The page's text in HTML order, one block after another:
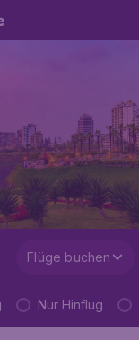
Flüge buchen
Nur Hinflug